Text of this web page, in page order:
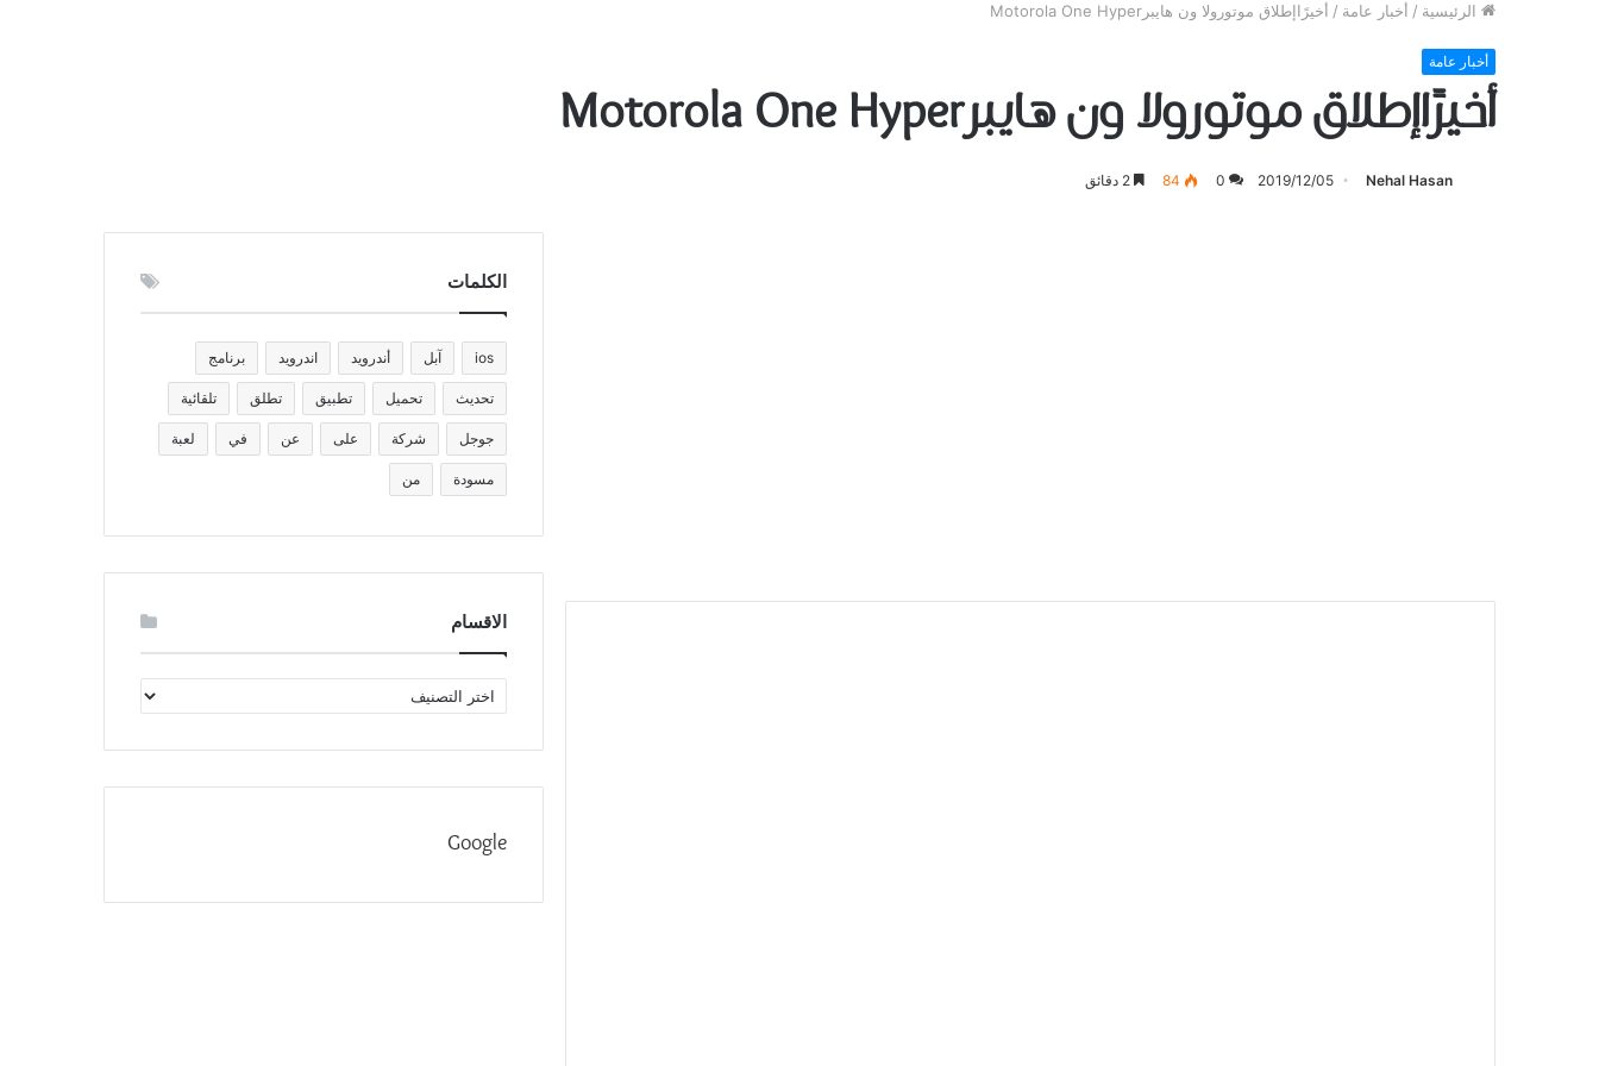
الرئيسية / أخبار عامة / أخيرًاإطلاق موتورولا ون هايبرMotorola One Hyper
أخبار عامة
أخيرًاإطلاق موتورولا ون هايبرMotorola One Hyper
Nehal Hasan
2019/12/05
0
84
الكلمات
ios آبل أندرويد اندرويد برنامج
تحديث تحميل تطبيق تطلق تلقائية
جوجل شركة على عن في لعبة
مسودة من
الاقسام
الاقسام
Google